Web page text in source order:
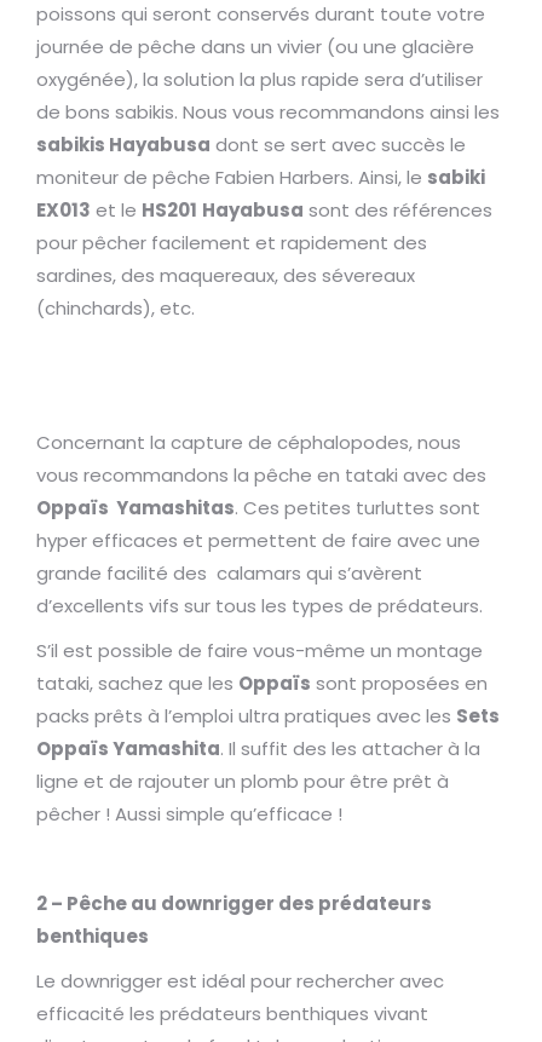
poissons qui seront conservés durant toute votre
journée de pêche dans un vivier (ou une glacière
oxygénée), la solution la plus rapide sera d’utiliser
de bons sabikis. Nous vous recommandons ainsi les
sabikis Hayabusa dont se sert avec succès le
moniteur de pêche Fabien Harbers. Ainsi, le sabiki
EX013 et le HS201 Hayabusa sont des références
pour pêcher facilement et rapidement des
sardines, des maquereaux, des sévereaux
(chinchards), etc.
Concernant la capture de céphalopodes, nous
vous recommandons la pêche en tataki avec des
Oppaïs Yamashitas. Ces petites turluttes sont
hyper efficaces et permettent de faire avec une
grande facilité des calamars qui s’avèrent
d’excellents vifs sur tous les types de prédateurs.
S’il est possible de faire vous-même un montage
tataki, sachez que les Oppaïs sont proposées en
packs prêts à l’emploi ultra pratiques avec les Sets
Oppaïs Yamashita. Il suffit des les attacher à la
ligne et de rajouter un plomb pour être prêt à
pêcher ! Aussi simple qu’efficace !
2 – Pêche au downrigger des prédateurs
benthiques
Le downrigger est idéal pour rechercher avec
efficacité les prédateurs benthiques vivant